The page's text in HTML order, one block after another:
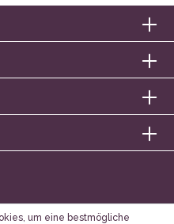
um eine bestmögliche